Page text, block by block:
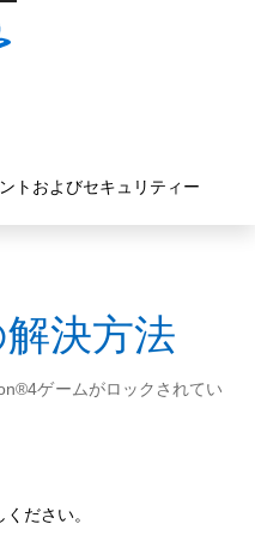
トおよびセキュリティー
決方法
ゲームがロックされてい
ださい。